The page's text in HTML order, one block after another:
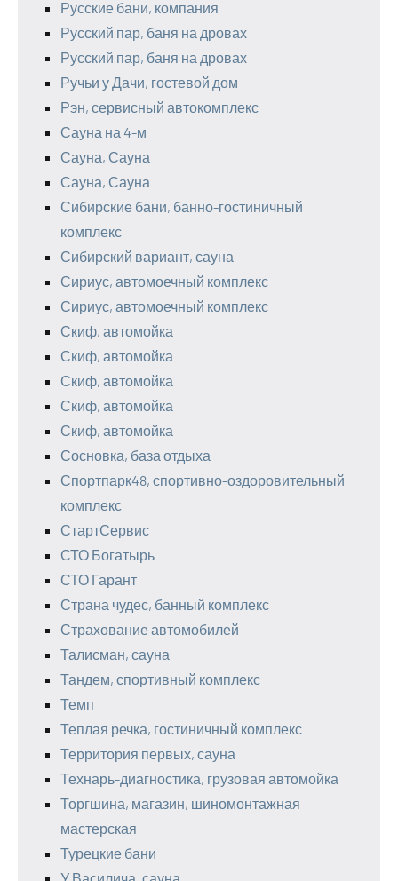
Русские бани, компания
Русский пар, баня на дровах
Русский пар, баня на дровах
Ручьи у Дачи, гостевой дом
Рэн, сервисный автокомплекс
Сауна на 4-м
Сауна, Сауна
Сауна, Сауна
Сибирские бани, банно-гостиничный
комплекс
Сибирский вариант, сауна
Сириус, автомоечный комплекс
Сириус, автомоечный комплекс
Скиф, автомойка
Скиф, автомойка
Скиф, автомойка
Скиф, автомойка
Скиф, автомойка
Сосновка, база отдыха
Спортпарк48, спортивно-оздоровительный
комплекс
СтартСервис
СТО Богатырь
СТО Гарант
Страна чудес, банный комплекс
Страхование автомобилей
Талисман, сауна
Тандем, спортивный комплекс
Темп
Теплая речка, гостиничный комплекс
Территория первых, сауна
Технарь-диагностика, грузовая автомойка
Торгшина, магазин, шиномонтажная
мастерская
Турецкие бани
У Василича, сауна